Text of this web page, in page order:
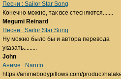
Песни : Sailor Star Song
Конечно можно, так все стесняются.......
Megumi Reinard
Песни : Sailor Star Song
Ну можно было бы и автора перевода
указать.........
John
Аниме : Naruto
https://animebodypillows.com/product/